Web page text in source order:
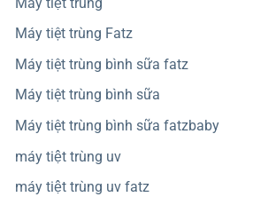
Máy tiệt trùng Fatz
Máy tiệt trùng bình sữa fatz
Máy tiệt trùng bình sữa
Máy tiệt trùng bình sữa fatzbaby
máy tiệt trùng uv
máy tiệt trùng uv fatz